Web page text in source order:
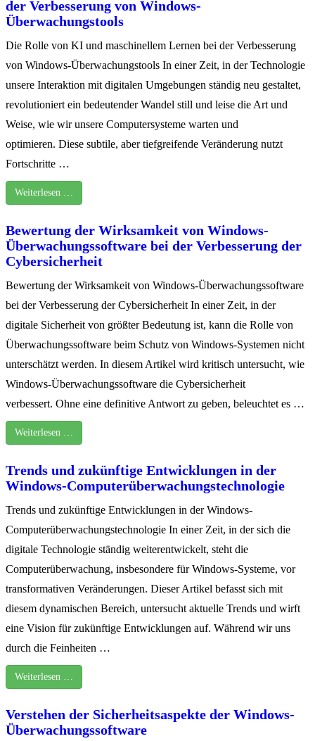
der Verbesserung von Windows-
Überwachungstools
Die Rolle von KI und maschinellem Lernen bei der Verbesserung
von Windows-Überwachungstools In einer Zeit, in der Technologie
unsere Interaktion mit digitalen Umgebungen ständig neu gestaltet,
revolutioniert ein bedeutender Wandel still und leise die Art und
Weise, wie wir unsere Computersysteme warten und
optimieren. Diese subtile, aber tiefgreifende Veränderung nutzt
Fortschritte …
Weiterlesen …
Bewertung der Wirksamkeit von Windows-
Überwachungssoftware bei der Verbesserung der
Cybersicherheit
Bewertung der Wirksamkeit von Windows-Überwachungssoftware
bei der Verbesserung der Cybersicherheit In einer Zeit, in der
digitale Sicherheit von größter Bedeutung ist, kann die Rolle von
Überwachungssoftware beim Schutz von Windows-Systemen nicht
unterschätzt werden. In diesem Artikel wird kritisch untersucht, wie
Windows-Überwachungssoftware die Cybersicherheit
verbessert. Ohne eine definitive Antwort zu geben, beleuchtet es …
Weiterlesen …
Trends und zukünftige Entwicklungen in der
Windows-Computerüberwachungstechnologie
Trends und zukünftige Entwicklungen in der Windows-
Computerüberwachungstechnologie In einer Zeit, in der sich die
digitale Technologie ständig weiterentwickelt, steht die
Computerüberwachung, insbesondere für Windows-Systeme, vor
transformativen Veränderungen. Dieser Artikel befasst sich mit
diesem dynamischen Bereich, untersucht aktuelle Trends und wirft
eine Vision für zukünftige Entwicklungen auf. Während wir uns
durch die Feinheiten …
Weiterlesen …
Verstehen der Sicherheitsaspekte der Windows-
Überwachungssoftware